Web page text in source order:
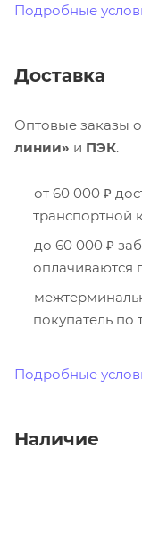
Подробные
Доставка
Оптовые заказы
линии» и ПЭК.
от 60 000 ₽
транспортной
до 60 000 ₽
оплачиваются
покупатель
Подробные
Наличие